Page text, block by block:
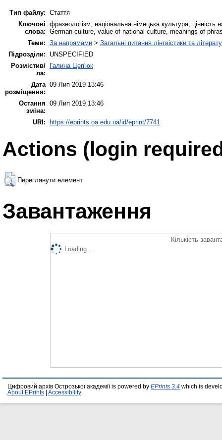
Тип файлу: Стаття
Ключові
слова:
фразеологізм, національна німецька культура,
German culture, value of national culture, meanings of
Теми: За напрямами > Загальні питання лінгвістики та
Підрозділи:
UNSPECIFIED
Розмістив/
ла:
Галина Цеп'юк
Дата
розміщення:
09 Лип 2019 13:46
Остання
зміна:
09 Лип 2019 13:46
URI: https://eprints.oa.edu.ua/id/eprint/7741
Actions (login
Переглянути елемент
Завантаження
Кількість
Loading...
Цифровий архів Острозької академії is powered by EPrints 3.4 which is
About EPrints
Accessibility